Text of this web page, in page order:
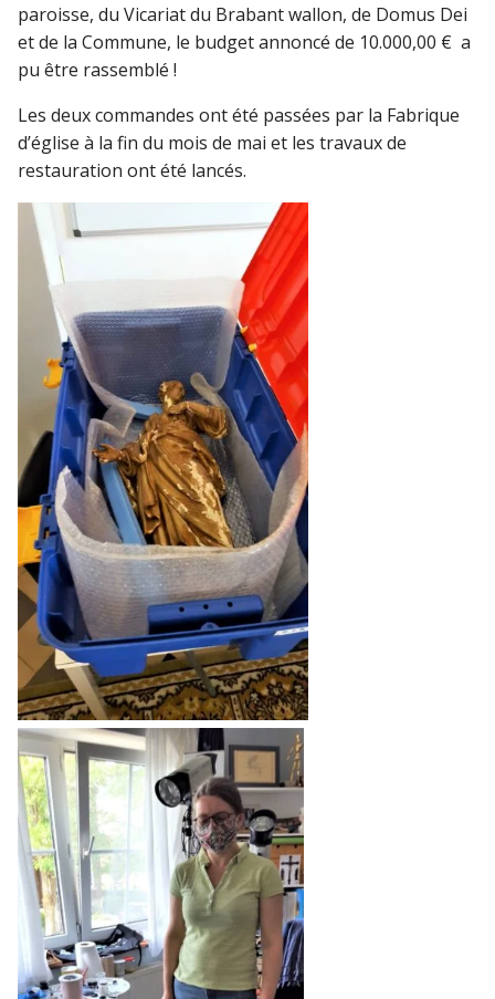
paroisse, du Vicariat du Brabant wallon, de Domus Dei
et de la Commune, le budget annoncé de 10.000,00 € a
pu être rassemblé !
Les deux commandes ont été passées par la Fabrique
d’église à la fin du mois de mai et les travaux de
restauration ont été lancés.